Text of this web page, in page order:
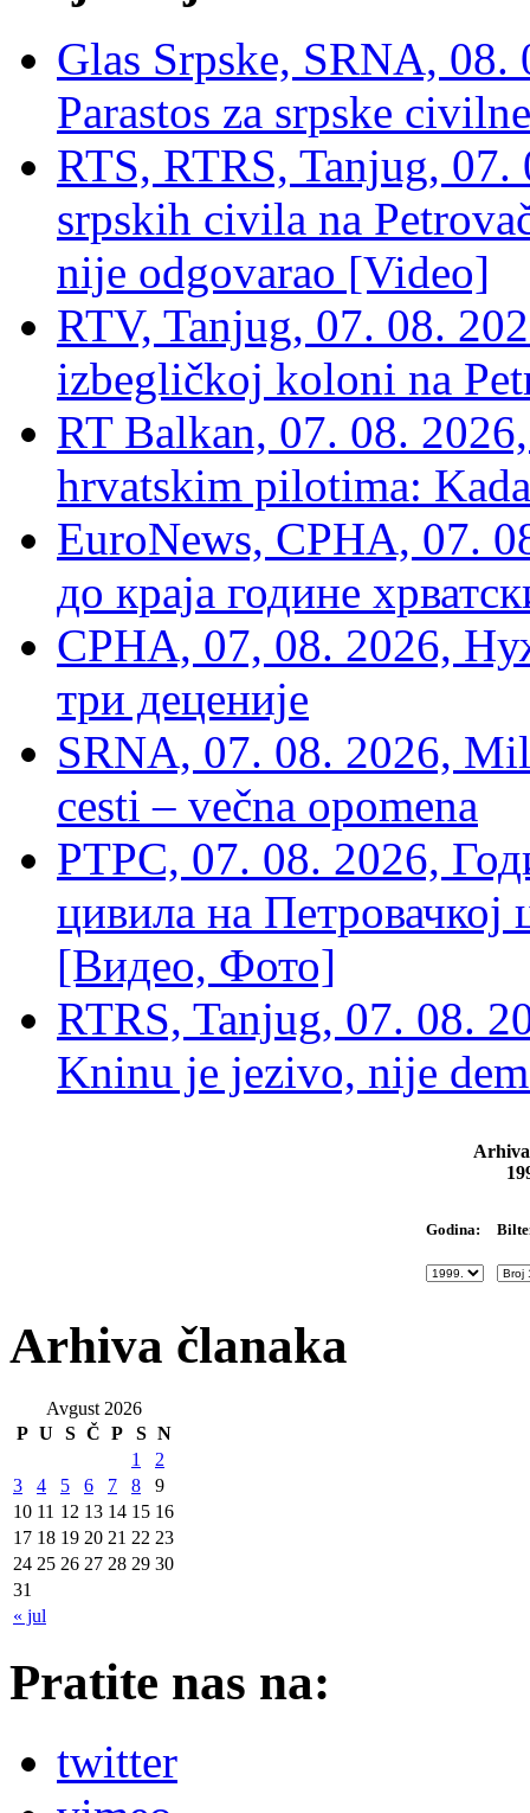
Glas Srpske, SRNA,
Parastos za srpske
RTS, RTRS, Tanjug,
srpskih civila na
nije odgovarao [Video]
RTV, Tanjug, 07. 08.
izbegličkoj koloni na
RT Balkan, 07. 08.
hrvatskim pilotima:
EuroNews, СРНА, 07.
до краја године
СРНА, 07, 08. 2026,
три деценије
SRNA, 07. 08. 2026,
cesti – večna opomena
РТРС, 07. 08. 2026,
цивила на Петровачкој
[Видео, Фото]
RTRS, Tanjug, 07. 08.
Kninu je jezivo, nije
Godina:
Arhiva članaka
Avgust 2026
P U S Č P S N
« jul
1
2
3
4 5 6 7 8
9
10 11 12 13 14 15 16
17 18 19 20 21 22 23
24 25 26 27 28 29 30
31
Pratite nas na:
twitter